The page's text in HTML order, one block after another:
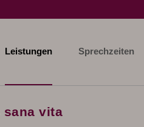
Leistungen Sprechzeiten
vita